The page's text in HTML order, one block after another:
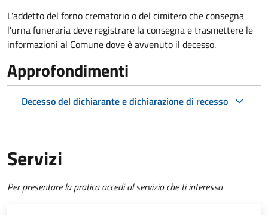
L'addetto del forno crematorio o del cimitero che consegna
l'urna funeraria deve registrare la consegna e trasmettere le
informazioni al Comune dove è avvenuto il decesso.
Approfondimenti
Decesso del dichiarante e dichiarazione di recesso
Servizi
Per presentare la pratica accedi al servizio che ti interessa